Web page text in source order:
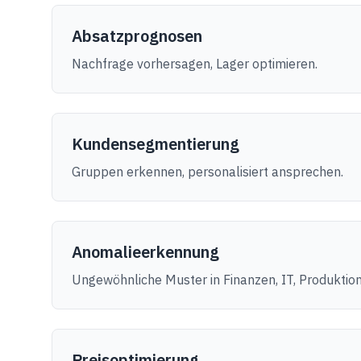
Absatzprognosen
Nachfrage vorhersagen, Lager optimieren.
Kundensegmentierung
Gruppen erkennen, personalisiert ansprechen.
Anomalieerkennung
Ungewöhnliche Muster in Finanzen, IT,